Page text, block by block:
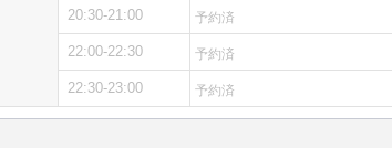
20:30-21:00 予約済
22:00-22:30 予約済
22:30-23:00 予約済